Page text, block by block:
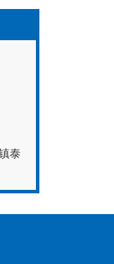
泰